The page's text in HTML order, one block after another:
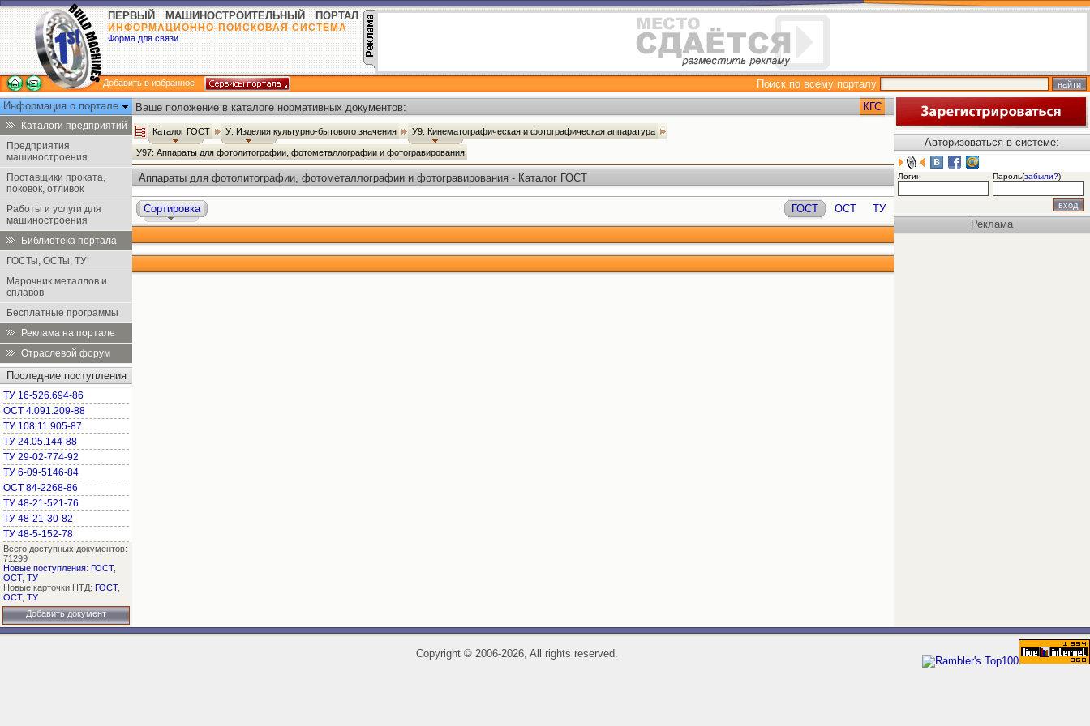
ПЕРВЫЙ МАШИНОСТРОИТЕЛЬНЫЙ ПОРТАЛ
ИНФОРМАЦИОННО-ПОИСКОВАЯ СИСТЕМА
Форма для связи
Добавить в избранное
Поиск по всему порталу
Информация о портале
Каталоги предприятий
Предприятия
машиностроения
Поставщики проката,
поковок, отливок
Работы и услуги для
машиностроения
Библиотека портала
ГОСТы, ОСТы, ТУ
Марочник металлов и
сплавов
Бесплатные программы
Реклама на портале
Отраслевой форум
Последние поступления
ТУ 16-526.694-86
ОСТ 4.091.209-88
ТУ 108.11.905-87
ТУ 24.05.144-88
ТУ 29-02-774-92
ТУ 6-09-5146-84
ОСТ 84-2268-86
ТУ 48-21-521-76
ТУ 48-21-30-82
ТУ 48-5-152-78
Всего доступных документов:
71299
Новые поступления: ГОСТ,
ОСТ, ТУ
Новые карточки НТД: ГОСТ,
ОСТ, ТУ
Добавить документ
Ваше положение в каталоге нормативных документов: КГС
Каталог ГОСТ У: Изделия культурно-бытового значения У9: Кинематографическая и фотографическая аппаратура
У97: Аппараты для фотолитографии, фотометаллографии и фотогравирования
Аппараты для фотолитографии, фотометаллографии и фотогравирования - Каталог ГОСТ
Сортировка ГОСТ ОСТ ТУ
Авторизоваться в системе:
Логин Пароль(забыли?)
Реклама
Copyright ©2006-2026, All rights reserved.